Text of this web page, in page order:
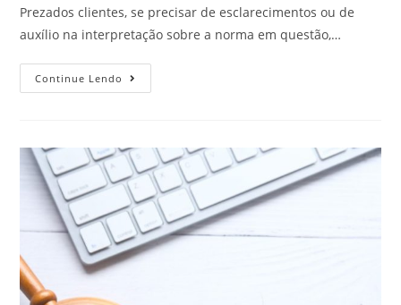
Prezados clientes, se precisar de esclarecimentos ou de
auxílio na interpretação sobre a norma em questão,…
Continue Lendo